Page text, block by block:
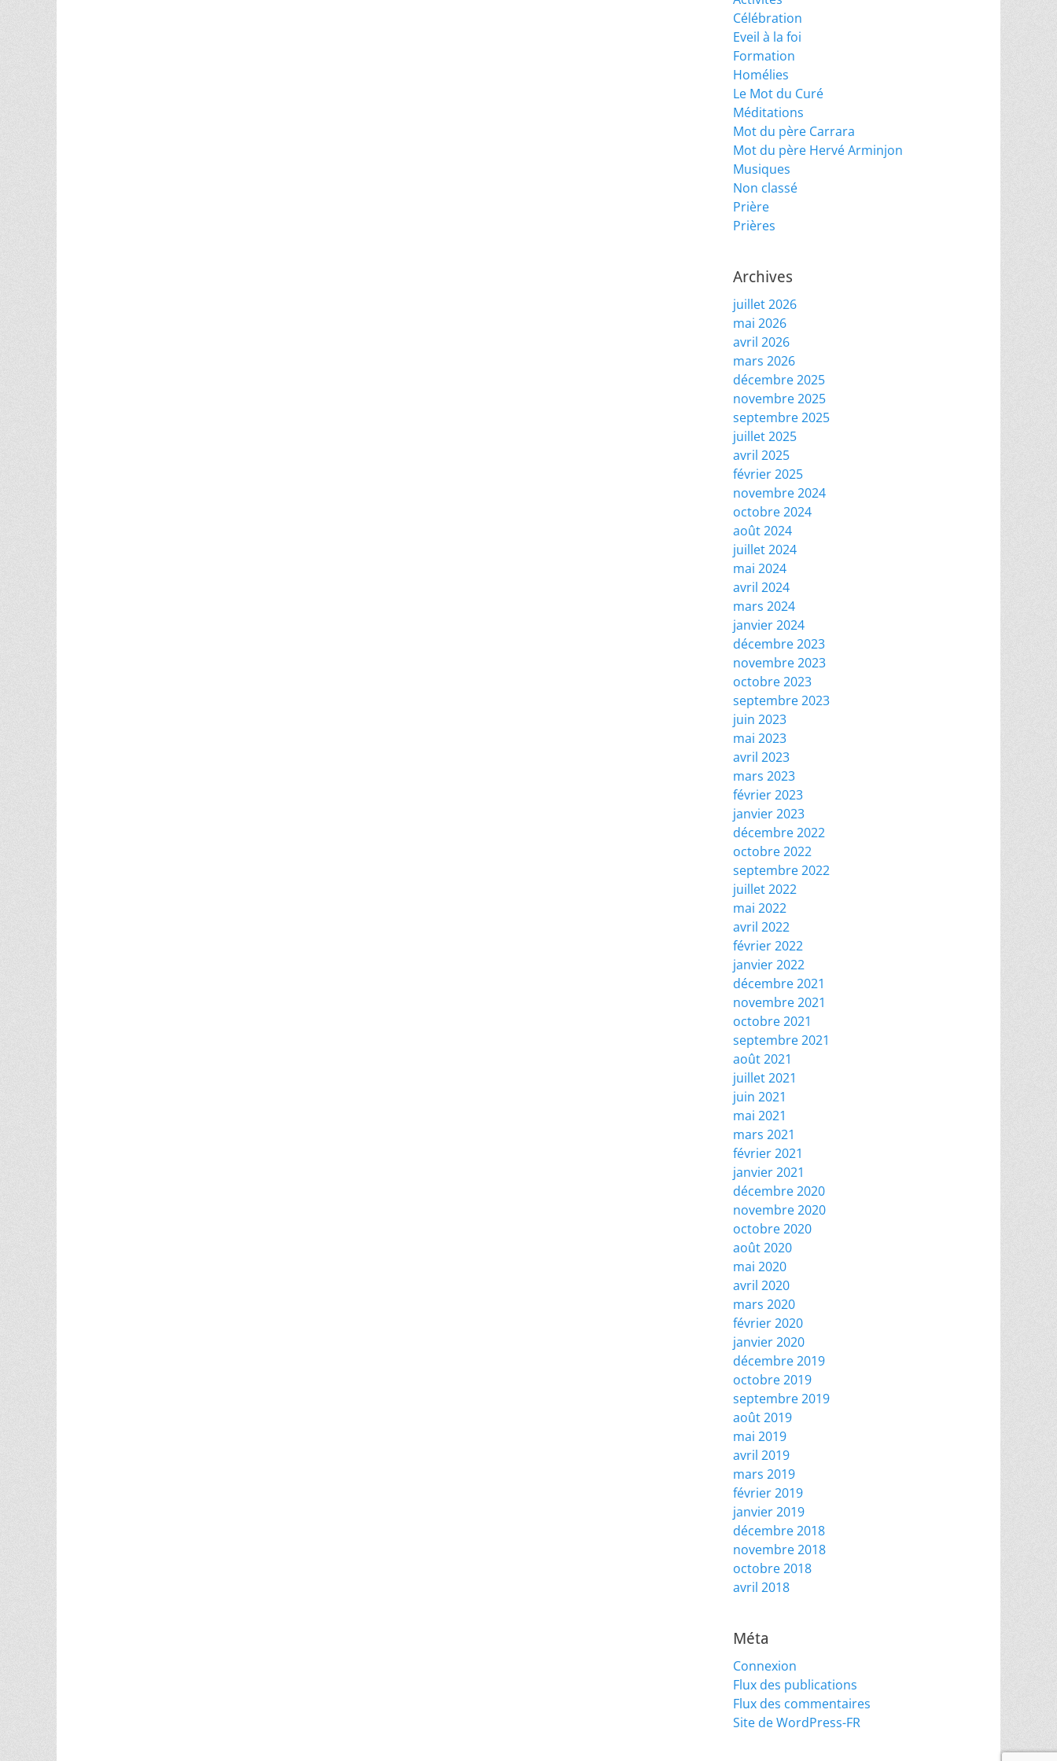
Célébration
Eveil à la foi
Formation
Homélies
Le Mot du Curé
Méditations
Mot du père Carrara
Mot du père Hervé Arminjon
Musiques
Non classé
Prière
Prières
Archives
juillet 2026
mai 2026
avril 2026
mars 2026
décembre 2025
novembre 2025
septembre 2025
juillet 2025
avril 2025
février 2025
novembre 2024
octobre 2024
août 2024
juillet 2024
mai 2024
avril 2024
mars 2024
janvier 2024
décembre 2023
novembre 2023
octobre 2023
septembre 2023
juin 2023
mai 2023
avril 2023
mars 2023
février 2023
janvier 2023
décembre 2022
octobre 2022
septembre 2022
juillet 2022
mai 2022
avril 2022
février 2022
janvier 2022
décembre 2021
novembre 2021
octobre 2021
septembre 2021
août 2021
juillet 2021
juin 2021
mai 2021
mars 2021
février 2021
janvier 2021
décembre 2020
novembre 2020
octobre 2020
août 2020
mai 2020
avril 2020
mars 2020
février 2020
janvier 2020
décembre 2019
octobre 2019
septembre 2019
août 2019
mai 2019
avril 2019
mars 2019
février 2019
janvier 2019
décembre 2018
novembre 2018
octobre 2018
avril 2018
Méta
Connexion
Flux des publications
Flux des commentaires
Site de WordPress-FR